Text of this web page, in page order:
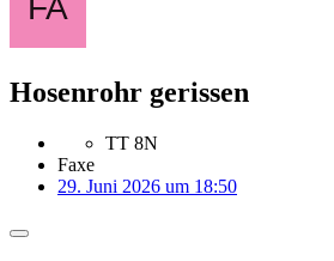
Hosenrohr gerissen
TT 8N
Faxe
29. Juni 2026 um 18:50